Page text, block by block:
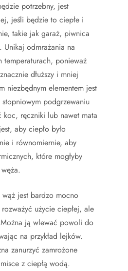
potrzebny, jest
jeśli będzie to ciepłe i
takie jak garaż, piwnica
Unikaj odmrażania na
temperaturach, ponieważ
dłuższy i mniej
niezbędnym elementem jest
podgrzewaniu
ręczniki lub nawet mata
aby ciepło było
i równomiernie, aby
które mogłyby
jest bardzo mocno
użycie ciepłej, ale
ją wlewać powoli do
na przykład lejków.
zanurzyć zamrożone
z ciepłą wodą.